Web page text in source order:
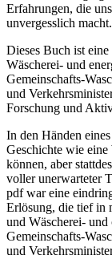
Erfahrungen, die
unvergesslich macht.
Dieses Buch ist
Wäscherei- und
Gemeinschafts-
und
Forschung und
In den Händen
Geschichte wie
können, aber
voller unerwarteter
pdf war eine
Erlösung, die tief in
und Wäscherei- und
Gemeinschafts-
und